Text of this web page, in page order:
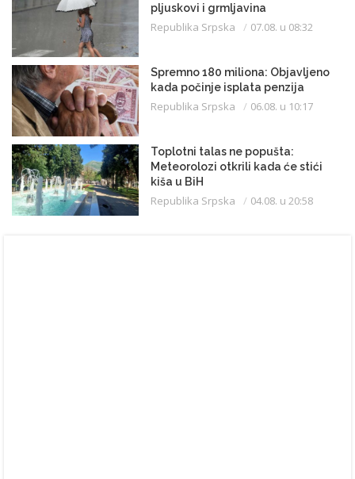
pljuskovi i grmljavina
Republika Srpska 07.08. u 08:32
Spremno 180 miliona: Objavljeno
kada počinje isplata penzija
Republika Srpska 06.08. u 10:17
Toplotni talas ne popušta:
Meteorolozi otkrili kada će stići
kiša u BiH
Republika Srpska 04.08. u 20:58